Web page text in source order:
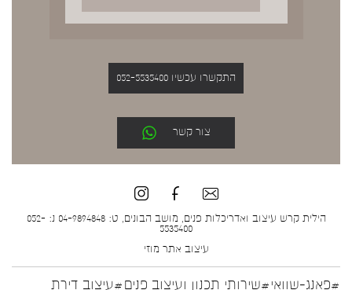
התקשרו עכשיו 052-5535400
צור קשר
הילית קרש עיצוב ואדריכלות פנים, מושב הבונים, ט: 04-9894848 נ: 052-
5535400
עיצוב אתר מוזי
#פאנג-שוואי#שירותי תכנון ועיצוב פנים#עיצוב דירת